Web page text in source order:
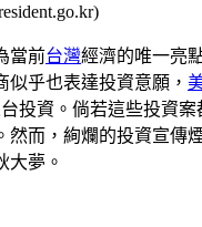
當前台灣經濟的唯一亮
似乎也表達投資意願，
投資。倘若這些投資
然而，絢爛的投資宣傳
大夢。